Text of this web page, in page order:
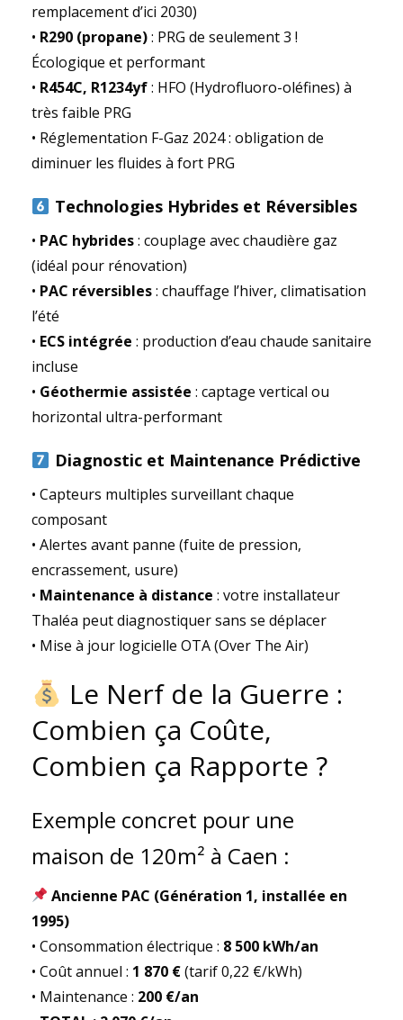
remplacement d’ici 2030)
• R290 (propane): PRG de seulement 3 !
Écologique et performant
• R454C, R1234yf: HFO (Hydrofluoro-oléfines) à
très faible PRG
• Réglementation F-Gaz 2024 : obligation de
diminuer les fluides à fort PRG
Technologies Hybrides et Réversibles
• PAC hybrides: couplage avec chaudière gaz
(idéal pour rénovation)
• PAC réversibles: chauffage l’hiver, climatisation
l’été
• ECS intégrée : production d’eau chaude sanitaire
incluse
• Géothermie assistée : captage vertical ou
horizontal ultra-performant
Diagnostic et Maintenance Prédictive
• Capteurs multiples surveillant chaque
composant
• Alertes avant panne (fuite de pression,
encrassement, usure)
• Maintenance à distance : votre installateur
Thaléa peut diagnostiquer sans se déplacer
• Mise à jour logicielle OTA (Over The Air)
Le Nerf de la Guerre :
Combien ça Coûte,
Combien ça Rapporte ?
Exemple concret pour une
maison de 120m² à Caen :
Ancienne PAC (Génération 1, installée en
1995)
• Consommation électrique : 8 500 kWh/an
• Coût annuel : 1 870 €(tarif 0,22 €/kWh)
• Maintenance : 200 €/an